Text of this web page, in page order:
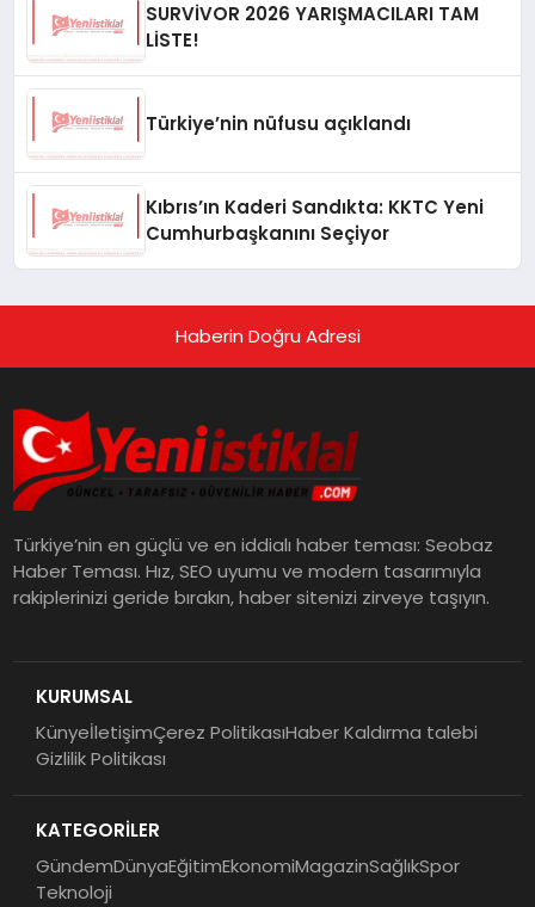
SURVİVOR 2026 YARIŞMACILARI TAM
LİSTE!
Türkiye’nin nüfusu açıklandı
Kıbrıs’ın Kaderi Sandıkta: KKTC Yeni
Cumhurbaşkanını Seçiyor
Haberin Doğru Adresi
Türkiye’nin en güçlü ve en iddialı haber teması: Seobaz
Haber Teması. Hız, SEO uyumu ve modern tasarımıyla
rakiplerinizi geride bırakın, haber sitenizi zirveye taşıyın.
KURUMSAL
KünyeİletişimÇerez PolitikasıHaber Kaldırma talebi
Gizlilik Politikası
KATEGORİLER
GündemDünyaEğitimEkonomiMagazinSağlıkSpor
Teknoloji